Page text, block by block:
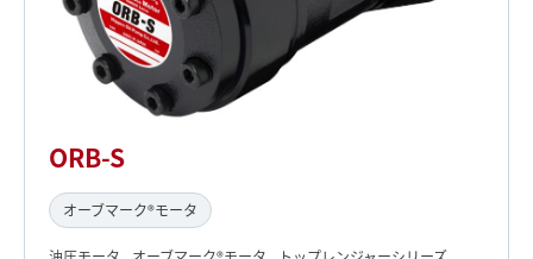
ORB-S
オーブマーク®モータ